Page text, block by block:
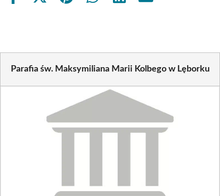
Parafia św. Maksymiliana Marii Kolbego w Lęborku